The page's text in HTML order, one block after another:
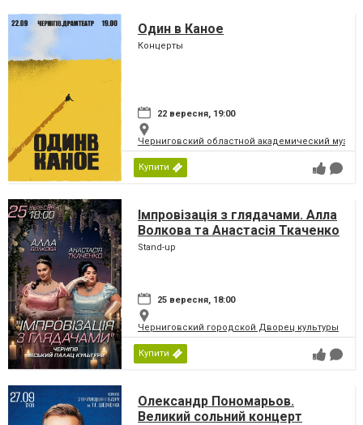
Один в Каное
Концерты
22 вересня, 19:00
Черниговский областной академический
Купити
Імпровізація з глядачами. Алла
Волкова та Анастасія Ткаченко
Stand-up
25 вересня, 18:00
Черниговский городской Дворец культуры
Купити
Олександр Пономарьов.
Великий сольний концерт